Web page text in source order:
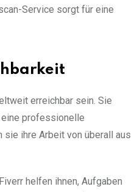
Service sorgt für eine
erreichbar sein. Sie
eine professionelle
ihre Arbeit von überall aus
helfen ihnen, Aufgaben